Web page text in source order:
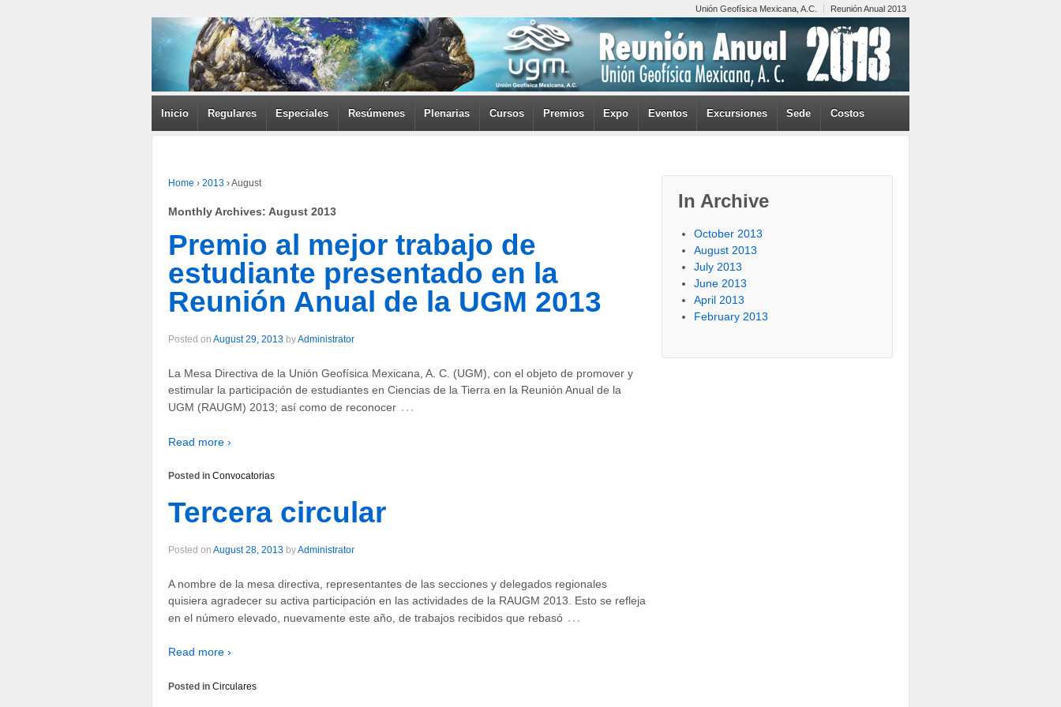
Unión Geofísica Mexicana, A.C. Reunión Anual 2013
Inicio Regulares Especiales Resúmenes Plenarias Cursos Premios Expo Eventos Excursiones Sede Costos
Home › 2013 ›August
Monthly Archives: August 2013
Premio al mejor trabajo de
estudiante presentado en la
Reunión Anual de la UGM 2013
Posted on August 29, 2013 byAdministrator
La Mesa Directiva de la Unión Geofísica Mexicana, A. C. (UGM), con el objeto de promover y
estimular la participación de estudiantes en Ciencias de la Tierra en la Reunión Anual de la
UGM (RAUGM) 2013; así como de reconocer …
Read more ›
Posted in Convocatorias
Tercera circular
Posted on August 28, 2013 byAdministrator
A nombre de la mesa directiva, representantes de las secciones y delegados regionales
quisiera agradecer su activa participación en las actividades de la RAUGM 2013. Esto se refleja
en el número elevado, nuevamente este año, de trabajos recibidos que rebasó …
Read more ›
Posted in Circulares
In Archive
October 2013
August 2013
July 2013
June 2013
April 2013
February 2013